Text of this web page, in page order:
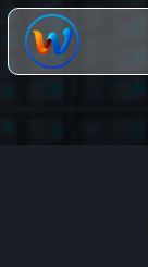
Chuyển
đến
dung